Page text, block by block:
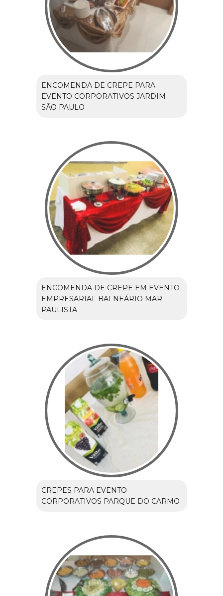
ENCOMENDA DE CREPE PARA
EVENTO CORPORATIVOS JARDIM
SÃO PAULO
ENCOMENDA DE CREPE EM EVENTO
EMPRESARIAL BALNEÁRIO MAR
PAULISTA
CREPES PARA EVENTO
CORPORATIVOS PARQUE DO CARMO